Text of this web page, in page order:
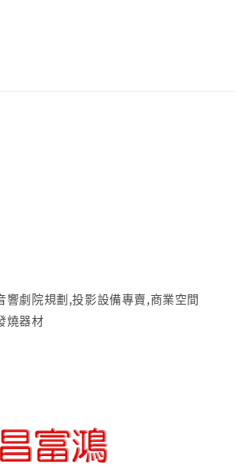
響劇院規劃,投影設備專賣,商業空間
燒器材